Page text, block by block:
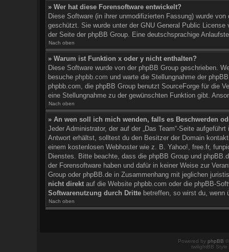
» Wer hat diese Forensoftware entwickelt?
Diese Software (in ihrer unmodifizierten Fassung) wurde
geschützt. Sie wurde unter der GNU General Public
der Seite der phpBB Group. Eine deutschsprachige
Nach oben
» Warum ist Funktion x oder y nicht enthalten?
Diese Software wurde von der phpBB Group geschrieben.
besuche phpbb.com und warte die Stellungnahme der
phpbb.com, die phpBB Group benutzt SourceForge für die
eine Stellungnahme zu der gewünschten Funktion gibt.
Nach oben
» An wen soll ich mich wenden, falls es Beschwerden
Jeder Administrator, der auf der „Das Team“-Seite
Antwort erhältst, solltest du den Besitzer der Domain
einem kostenlosen Webhoster wie z. B. Yahoo!, free.fr,
Dienstes. Bitte beachte, dass die phpBB Group und
der Forensoftware haben und dafür in keiner Weise zur
Group oder phpBB.de in Zusammenhang mit jeglichen
nicht direkt auf die Website phpbb.com oder die phpBB-
Softwarenutzung durch Dritte betreffen, so wirst du, wenn
Nach oben
Powered by phpBB
twilightBB